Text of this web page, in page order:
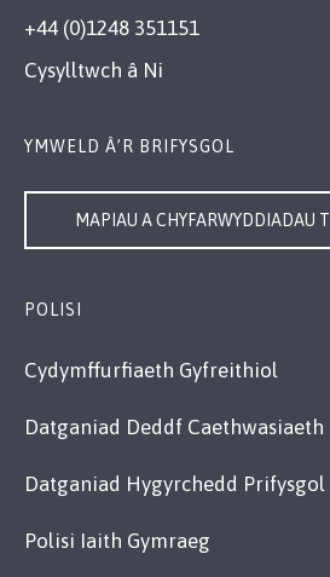
+44 (0)1248 351151
Cysylltwch â Ni
YMWELD Â’R BRIFYSGOL
MAPIAU A CHYFARWYDDIADAU
POLISI
Cydymffurfiaeth Gyfreithiol
Datganiad Deddf
Datganiad Hygyrchedd
Polisi Iaith Gymraeg